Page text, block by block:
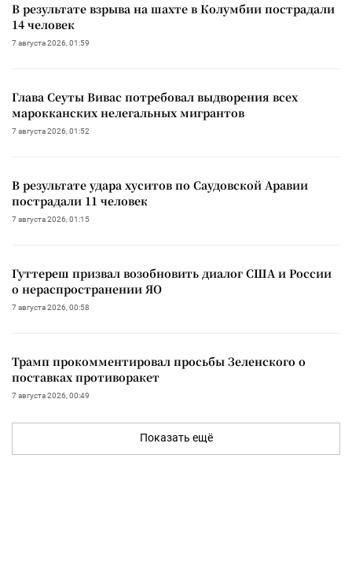
В результате взрыва на шахте в Колумбии пострадали
14 человек
7 августа 2026, 01:59
Глава Сеуты Вивас потребовал выдворения всех
марокканских нелегальных мигрантов
7 августа 2026, 01:52
В результате удара хуситов по Саудовской Аравии
пострадали 11 человек
7 августа 2026, 01:15
Гуттереш призвал возобновить диалог США и России
о нераспространении ЯО
7 августа 2026, 00:58
Трамп прокомментировал просьбы Зеленского о
поставках противоракет
7 августа 2026, 00:49
Показать ещё